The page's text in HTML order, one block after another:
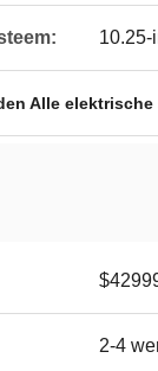
10.25-
Alle elektrische
2-4